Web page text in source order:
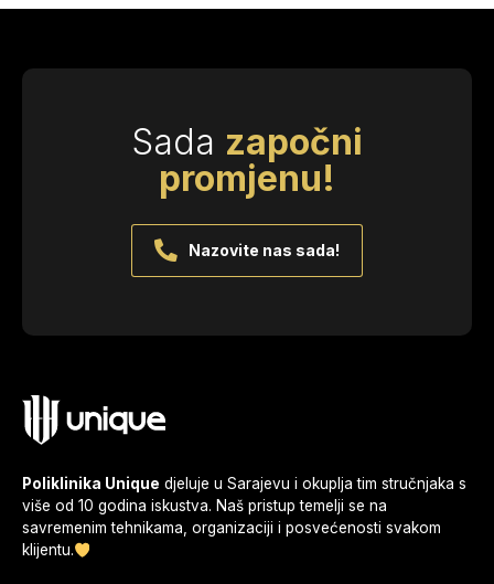
Sada započni
promjenu!
Nazovite nas sada!
Poliklinika Unique djeluje u Sarajevu i okuplja tim stručnjaka s
više od 10 godina iskustva. Naš pristup temelji se na
savremenim tehnikama, organizaciji i posvećenosti svakom
klijentu.